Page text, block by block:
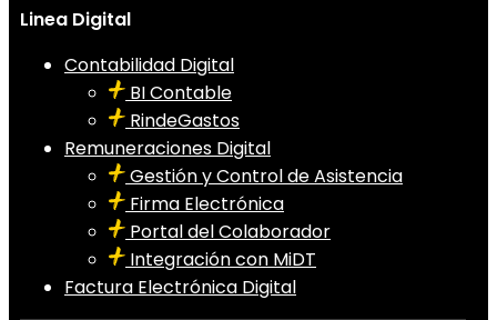
Linea Digital
Contabilidad Digital
BI Contable
RindeGastos
Remuneraciones Digital
Gestión y Control de Asistencia
Firma Electrónica
Portal del Colaborador
Integración con MiDT
Factura Electrónica Digital